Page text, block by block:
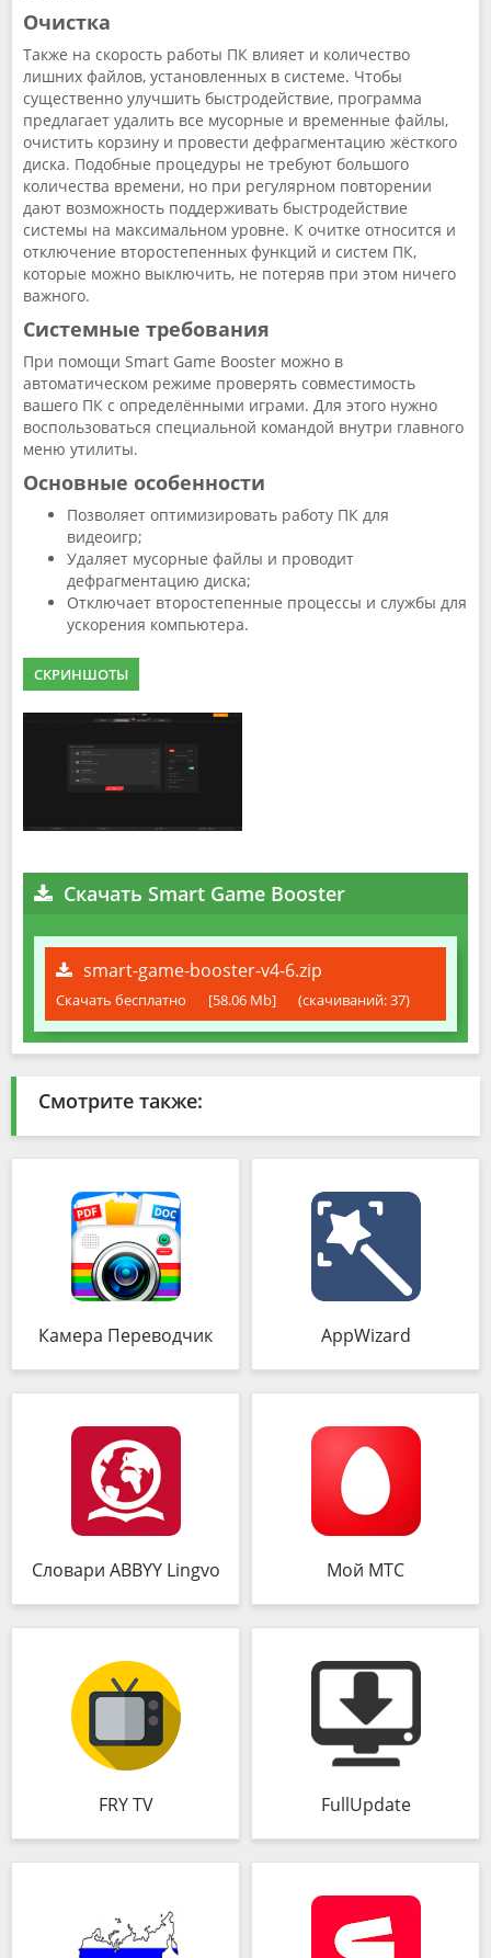
Очистка
Также на скорость работы ПК влияет и количество
лишних файлов, установленных в системе. Чтобы
существенно улучшить быстродействие, программа
предлагает удалить все мусорные и временные файлы,
очистить корзину и провести дефрагментацию жёсткого
диска. Подобные процедуры не требуют большого
количества времени, но при регулярном повторении
дают возможность поддерживать быстродействие
системы на максимальном уровне. К очитке относится и
отключение второстепенных функций и систем ПК,
которые можно выключить, не потеряв при этом ничего
важного.
Системные требования
При помощи Smart Game Booster можно в
автоматическом режиме проверять совместимость
вашего ПК с определёнными играми. Для этого нужно
воспользоваться специальной командой внутри главного
меню утилиты.
Основные особенности
Позволяет оптимизировать работу ПК для
видеоигр;
Удаляет мусорные файлы и проводит
дефрагментацию диска;
Отключает второстепенные процессы и службы для
ускорения компьютера.
СКРИНШОТЫ
Скачать Smart Game Booster
smart-game-booster-v4-6.zip
Скачать бесплатно [58.06 Mb] (cкачиваний: 37)
Смотрите также:
Камера Переводчик AppWizard
Словари ABBYY Lingvo Мой МТС
FRY TV FullUpdate